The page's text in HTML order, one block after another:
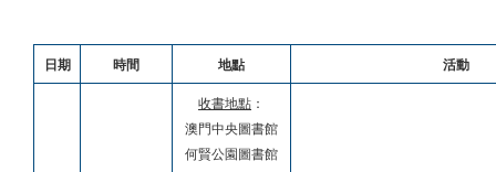
日期 時間 地點 活動
收書地點 ：
澳門中央圖書館
何賢公園圖書館